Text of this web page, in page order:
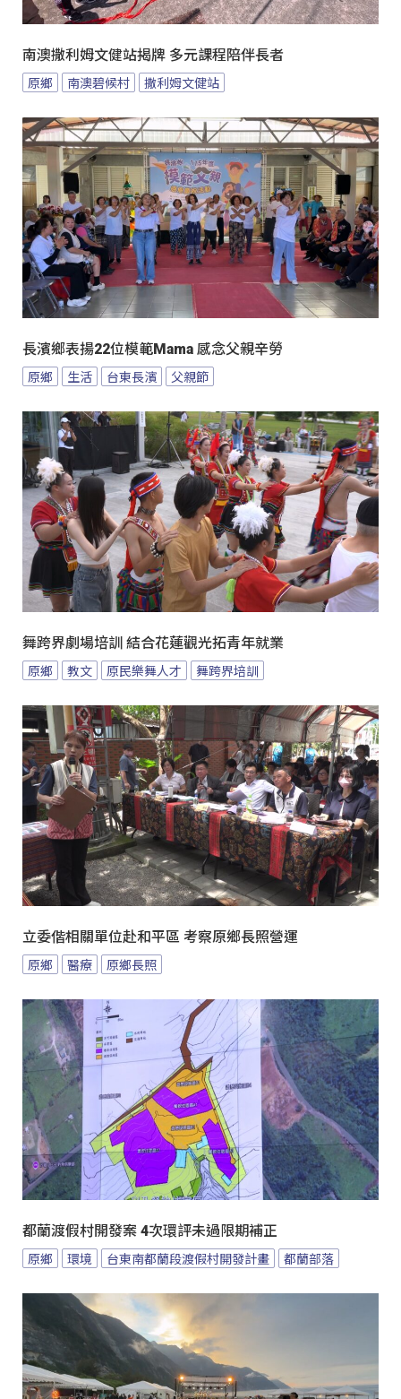
南澳撒利姆文健站揭牌 多元課程陪伴長者
原鄉 南澳碧候村 撒利姆文健站
長濱鄉表揚22位模範Mama 感念父親辛勞
原鄉 生活 台東長濱 父親節
舞跨界劇場培訓 結合花蓮觀光拓青年就業
原鄉 教文 原民樂舞人才 舞跨界培訓
立委偕相關單位赴和平區 考察原鄉長照營運
原鄉 醫療 原鄉長照
都蘭渡假村開發案 4次環評未過限期補正
原鄉 環境 台東南都蘭段渡假村開發計畫 都蘭部落